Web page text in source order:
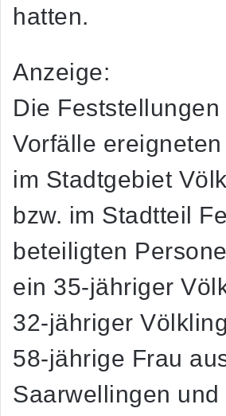
hatten.
Anzeige:
Die Feststellungen
Vorfälle
im Stadtgebiet
bzw. im Stadtteil
beteiligten
ein 35-jähriger
32-jähriger
58-jährige Frau
Saarwellingen und